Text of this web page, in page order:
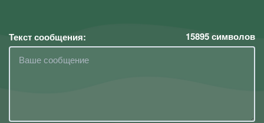
Текст сообщения: 15895символов